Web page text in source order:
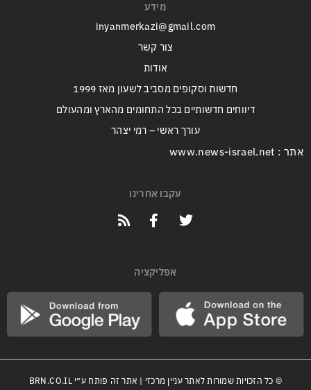
מידע
inyanmerkazi@gmail.com
צור קשר
אודות
חדשות וסקופים מסביב לשעון מאז 1999
דיווחים חדשותיים בכל התחומים מהארץ ומהעולם
עורך ראשי – רמי יצהר
אתר : www.news-israel.net
עקבו אחרינו
אפליקציה
© כל הזכויות שמורות לאתר עניין מרכזי | אתר זה פותח ע״יBRN.CO.IL